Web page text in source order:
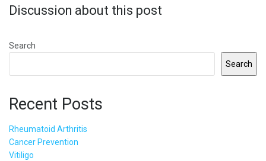
Discussion about this post
Search
Search
Recent Posts
Rheumatoid Arthritis
Cancer Prevention
Vitiligo